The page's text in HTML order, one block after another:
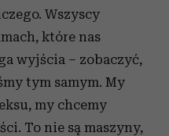
Wszyscy
które nas
wyjścia – zobaczyć,
tym samym. My
my chcemy
To nie są maszyny,